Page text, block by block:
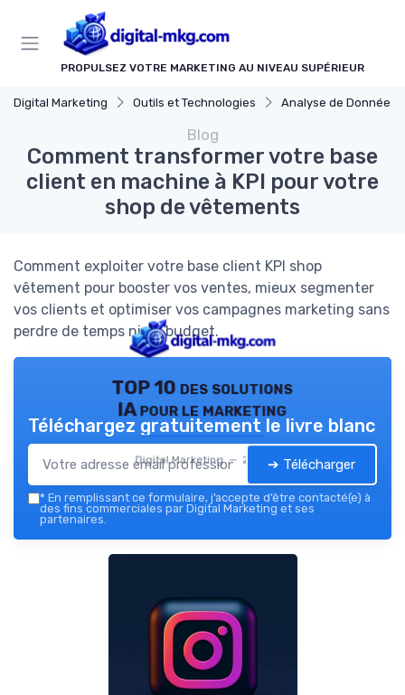
PROPULSEZ VOTRE MARKETING AU NIVEAU SUPÉRIEUR
Digital Marketing Outils et Technologies Analyse de Données et Mesure de
Blog
Comment transformer votre base
client en machine à KPI pour votre
shop de vêtements
Comment exploiter votre base client KPI shop
vêtement pour booster vos ventes, mieux segmenter
vos clients et optimiser vos campagnes marketing sans
perdre de temps ni de budget.
TOP 10 des solutions
IA pour le marketing
Digital Marketing — 2026
Téléchargez gratuitement le livre blanc
➔ Télécharger
* En remplissant ce formulaire, j’accepte d’être contacté(e) à
des fins commerciales par Digital Marketing et ses
partenaires.
Panneau de gestion des cookies